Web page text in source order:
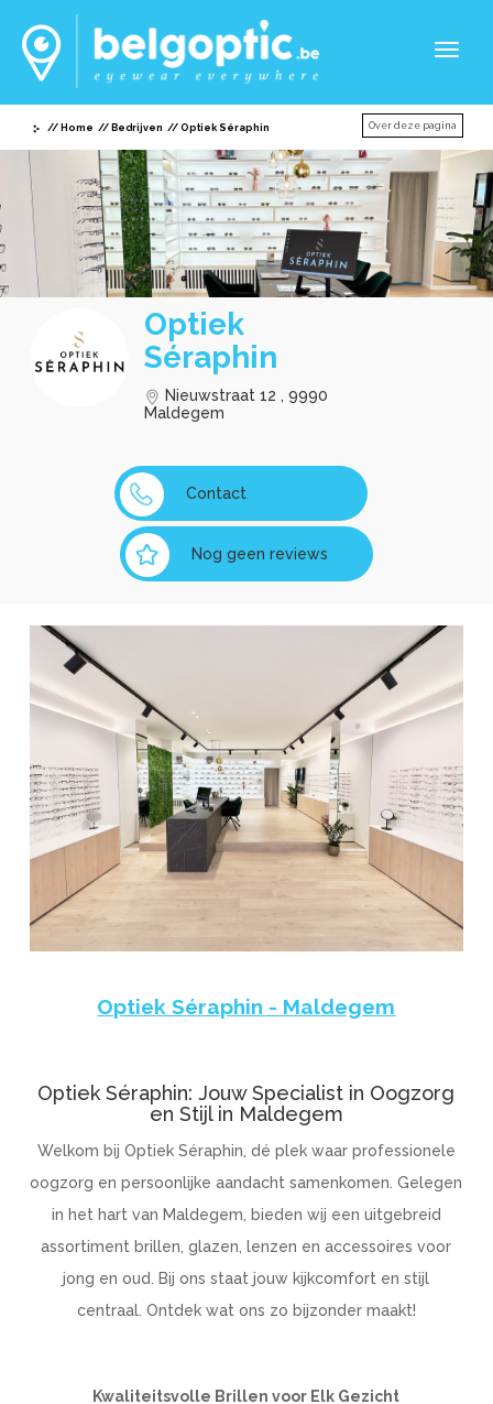
Home Bedrijven Optiek Séraphin Over deze pagina
Optiek
Séraphin
Nieuwstraat 12 , 9990
Maldegem
Contact
Nog geen reviews
Optiek Séraphin - Maldegem
Optiek Séraphin: Jouw Specialist in Oogzorg
en Stijl in Maldegem
Welkom bij Optiek Séraphin, dé plek waar professionele
oogzorg en persoonlijke aandacht samenkomen. Gelegen
in het hart van Maldegem, bieden wij een uitgebreid
assortiment brillen, glazen, lenzen en accessoires voor
jong en oud. Bij ons staat jouw kijkcomfort en stijl
centraal. Ontdek wat ons zo bijzonder maakt!
Kwaliteitsvolle Brillen voor Elk Gezicht